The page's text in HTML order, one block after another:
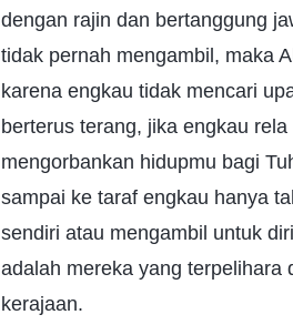
dengan rajin dan bertanggung
tidak pernah mengambil, maka
karena engkau tidak mencari
berterus terang, jika engkau
mengorbankan hidupmu bagi
sampai ke taraf engkau hanya
sendiri atau mengambil untuk
adalah mereka yang terpelihara
kerajaan.